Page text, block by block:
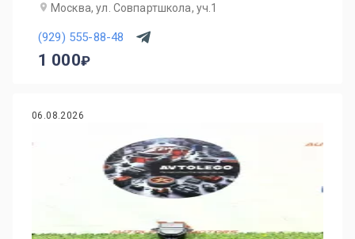
Москва, ул. Совпартшкола, уч.1
(929) 555-88-48
1 000
06.08.2026